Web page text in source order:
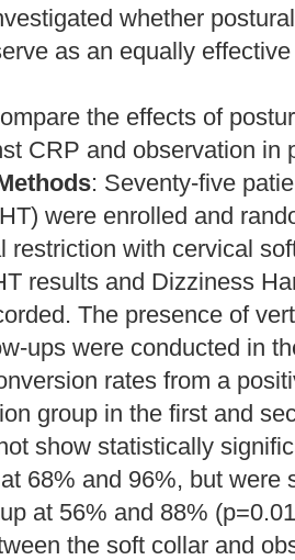
whether
as an equally
the effects of
CRP and observation in
: Seventy-five
were enrolled and
restriction with cervical
results and Dizziness
The presence of
ups were conducted in
rates from a
group in the first and
show statistically
68% and 96%, but were
at 56% and 88%
the soft collar and